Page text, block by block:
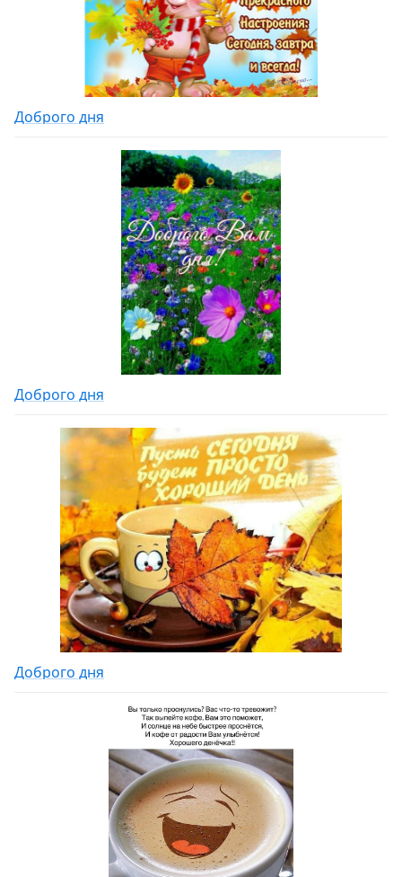
Доброго дня
Доброго дня
Доброго дня